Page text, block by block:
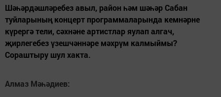
Шәһәрдәшләребез авыл, район һәм шәһәр Сабан
туйларының концерт программаларында кемнәрне
күрергә тели, сәхнәне артистлар яулап алгач,
җирлегебез үзешчәннәре мәхрүм калмыймы?
Сораштыру шул хакта.
Алмаз Мәһәдиев: